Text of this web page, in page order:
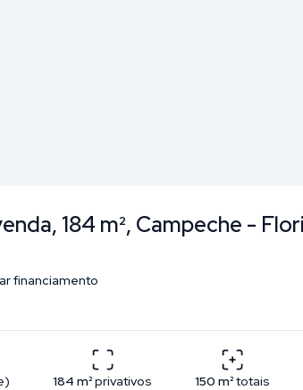
184 m², Campeche -
financiamento
) 184 m²privativos 150 m²totais